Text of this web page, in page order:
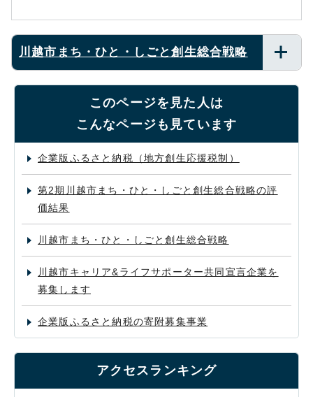
川越市まち・ひと・しごと創生総合戦略
このページを見た人は
こんなページも見ています
企業版ふるさと納税（地方創生応援税制）
第2期川越市まち・ひと・しごと創生総合戦略の評
価結果
川越市まち・ひと・しごと創生総合戦略
川越市キャリア&ライフサポーター共同宣言企業を
募集します
企業版ふるさと納税の寄附募集事業
アクセスランキング